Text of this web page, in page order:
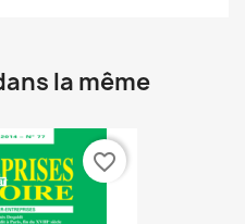
la même
favorite_border